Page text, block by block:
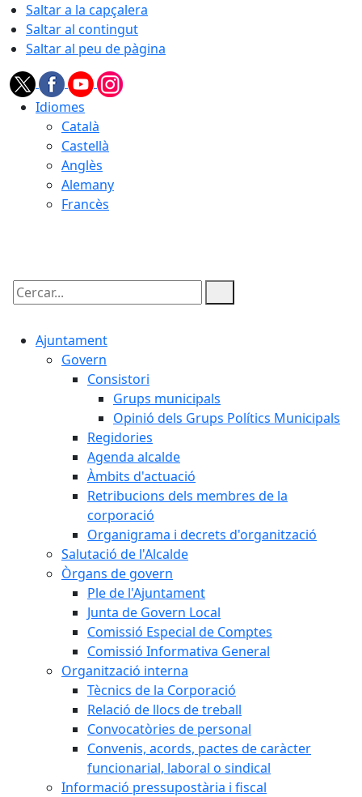
Saltar a la capçalera
Saltar al contingut
Saltar al peu de pàgina
Idiomes
Català
Castellà
Anglès
Alemany
Francès
Cercar:
Ajuntament
Govern
Consistori
Grups municipals
Opinió dels Grups Polítics Municipals
Regidories
Agenda alcalde
Àmbits d'actuació
Retribucions dels membres de la
corporació
Organigrama i decrets d'organització
Salutació de l'Alcalde
Òrgans de govern
Ple de l'Ajuntament
Junta de Govern Local
Comissió Especial de Comptes
Comissió Informativa General
Organització interna
Tècnics de la Corporació
Relació de llocs de treball
Convocatòries de personal
Convenis, acords, pactes de caràcter
funcionarial, laboral o sindical
Informació pressupostària i fiscal